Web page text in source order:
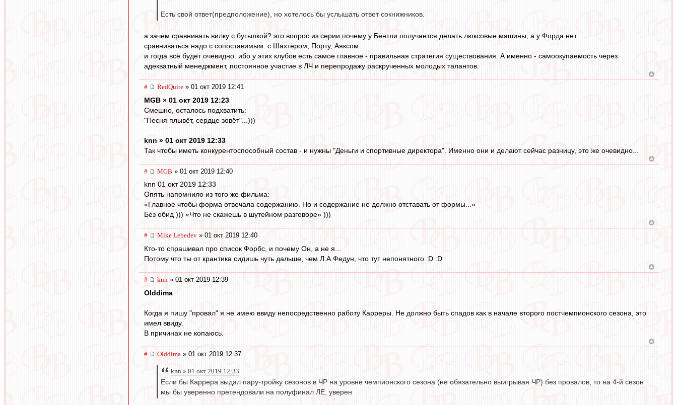
Есть свой ответ(предположение), но хотелось бы услышать ответ сокнижников.
а зачем сравнивать вилку с бутылкой? это вопрос из серии почему у Бентли получается делать люксовые машины, а у Форда нет
сравниваться надо с сопоставимым. с Шахтёром, Порту, Аяксом.
и тогда всё будет очевидно. ибо у этих клубов есть самое главное - правильная стратегия существования. А именно - самоокупаемость через
адекватный менеджмент, постоянное участие в ЛЧ и перепродажу раскрученных молодых талантов.
# RedQuite » 01 окт 2019 12:41
MGB » 01 окт 2019 12:23
Смешно, осталось подхватить:
"Песня плывёт, сердце зовёт"...)))
knn » 01 окт 2019 12:33
Так чтобы иметь конкурентоспособный состав - и нужны "Деньги и спортивные директора". Именно они и делают сейчас разницу, это же очевидно...
# MGB » 01 окт 2019 12:40
knn 01 окт 2019 12:33
Опять напомнило из того же фильма:
«Главное чтобы форма отвечала содержанию. Но и содержание не должно отставать от формы...»
Без обид ))) «Что не скажешь в шутейном разговоре» )))
# Mike Lebedev » 01 окт 2019 12:40
Кто-то спрашивал про список Форбс, и почему Он, а не я...
Потому что ты от крантика сидишь чуть дальше, чем Л.А.Федун, что тут непонятного :D :D
# knn » 01 окт 2019 12:39
Olddima
Когда я пишу "провал" я не имею ввиду непосредственно работу Карреры. Не должно быть спадов как в начале второго постчемпионского сезона, это
имел ввиду.
В причинах не копаюсь.
# Olddima » 01 окт 2019 12:37
knn » 01 окт 2019 12:33
Если бы Каррера выдал пару-тройку сезонов в ЧР на уровне чемпионского сезона (не обязательно выигрывая ЧР) без провалов, то на 4-й сезон
мы бы уверенно претендовали на полуфинал ЛЕ, уверен